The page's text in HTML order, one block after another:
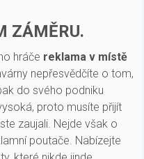
ZÁMĚRU.
hráče reklama v místě
nepřesvědčíte o tom,
do svého podniku
proto musíte přijít
zaujali. Nejde však o
poutače. Nabízejte